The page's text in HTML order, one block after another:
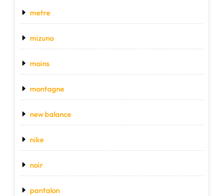
metre
mizuno
moins
montagne
new balance
nike
noir
pantalon